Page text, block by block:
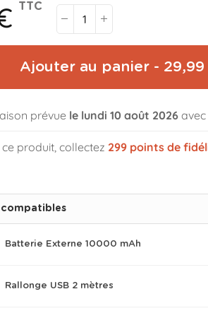
TTC
Ajouter au panier - 29,99
prévue le lundi 10 août 2026 avec
produit, collectez 299points de
compatibles
Batterie Externe 10000 mAh
Rallonge USB 2 mètres